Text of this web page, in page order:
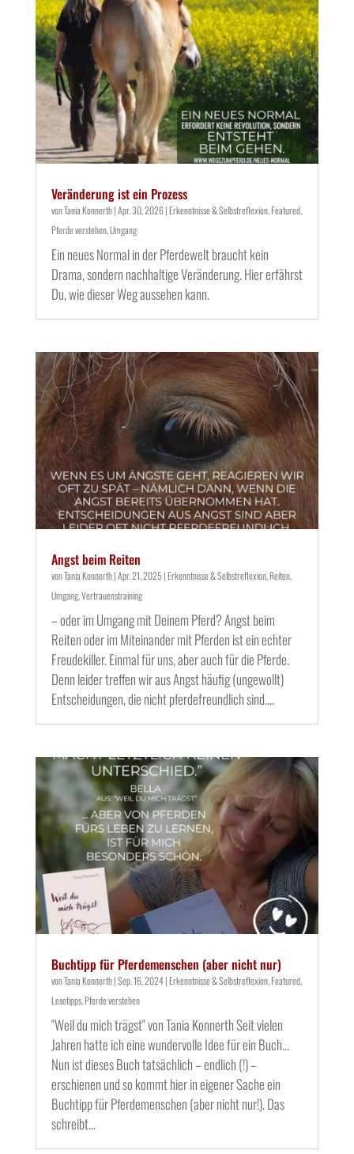
Veränderung ist ein Prozess
vonTania Konnerth|Apr. 30, 2026|Erkenntnisse & Selbstreflexion,Featured,
Pferde verstehen,Umgang
Ein neues Normal in der Pferdewelt braucht kein
Drama, sondern nachhaltige Veränderung. Hier erfährst
Du, wie dieser Weg aussehen kann.
Angst beim Reiten
vonTania Konnerth|Apr. 21, 2025 |Erkenntnisse & Selbstreflexion,Reiten,
Umgang,Vertrauenstraining
– oder im Umgang mit Deinem Pferd? Angst beim
Reiten oder im Miteinander mit Pferden ist ein echter
Freudekiller. Einmal für uns, aber auch für die Pferde.
Denn leider treffen wir aus Angst häufig (ungewollt)
Entscheidungen, die nicht pferdefreundlich sind....
Buchtipp für Pferdemenschen (aber nicht nur)
vonTania Konnerth|Sep. 16, 2024|Erkenntnisse & Selbstreflexion,Featured,
Lesetipps,Pferde verstehen
"Weil du mich trägst" von Tania Konnerth Seit vielen
Jahren hatte ich eine wundervolle Idee für ein Buch...
Nun ist dieses Buch tatsächlich – endlich (!) –
erschienen und so kommt hier in eigener Sache ein
Buchtipp für Pferdemenschen (aber nicht nur!). Das
schreibt...